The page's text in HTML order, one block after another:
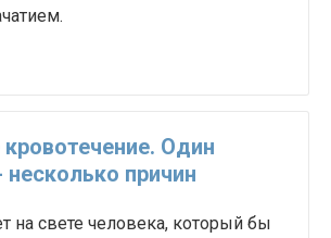
Один
причин
на свете человека, который бы